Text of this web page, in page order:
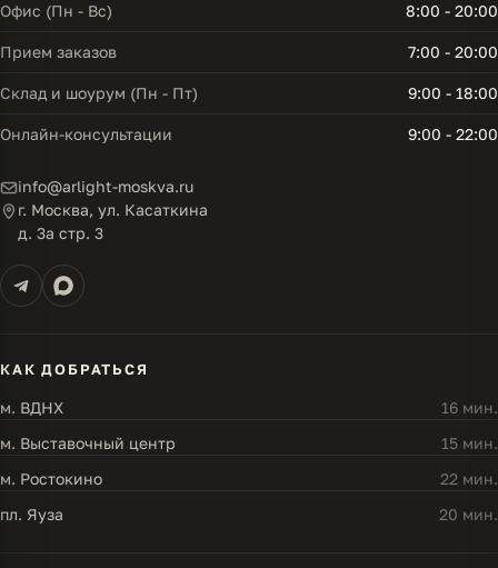
Офис (Пн - Вс) 8:00 - 20:00
Прием заказов 7:00 - 20:00
Склад и шоурум (Пн - Пт) 9:00 - 18:00
Онлайн-консультации 9:00 - 22:00
info@arlight-moskva.ru
г. Москва, ул. Касаткина
д. 3а стр. 3
КАК ДОБРАТЬСЯ
м. ВДНХ
16 мин.
м. Выставочный центр
15 мин.
м. Ростокино
22 мин.
пл. Яуза
20 мин.